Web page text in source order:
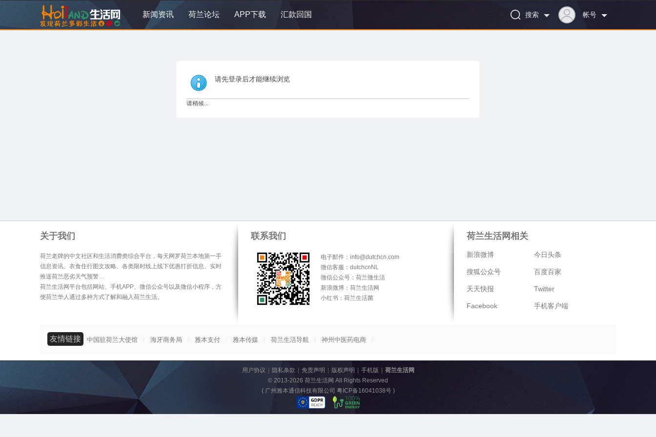
新闻资讯 荷兰论坛 APP下载 汇款回国 帐号
搜索
请先登录后才能继续浏览
请稍候...
关于我们
荷兰老牌的中文社区和生活消费类综合平台，每天网罗荷兰本地第一手
信息资讯、衣食住行图文攻略、各类限时线上线下优惠打折信息、实时
推送荷兰恶劣天气预警…
荷兰生活网平台包括网站、手机APP、微信公众号以及微信小程序，方
便荷兰华人通过多种方式了解和融入荷兰生活。
联系我们
电子邮件：info@dutchcn.com
微信客服：dutchcnNL
微信公众号：荷兰微生活
新浪微博：荷兰生活网
小红书：荷兰生活菌
荷兰生活网相关
新浪微博 今日头条
搜狐公众号 百度百家
天天快报 Twitter
Facebook 手机客户端
友情链接 中国驻荷兰大使馆 海牙商务局 雅本支付 雅本传媒 荷兰生活导航 神州中医药电商
用户协议 隐私条款 免责声明 版权声明 手机版
荷兰生活网
© 2013-2026 荷兰生活网 All Rights Reserved
( 广州雅本通信科技有限公司 粤ICP备16041038号)